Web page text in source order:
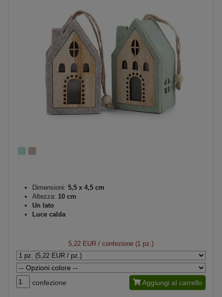
Dimensioni: 5,5 x 4,5 cm
Altezza: 10 cm
Un lato
Luce calda
5,22 EUR / confezione (1 pz.)
confezione Aggiungi al carrello